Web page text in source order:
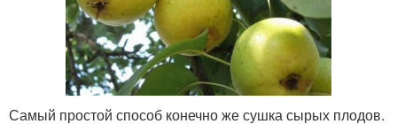
Самый простой способ конечно же сушка сырых плодов.